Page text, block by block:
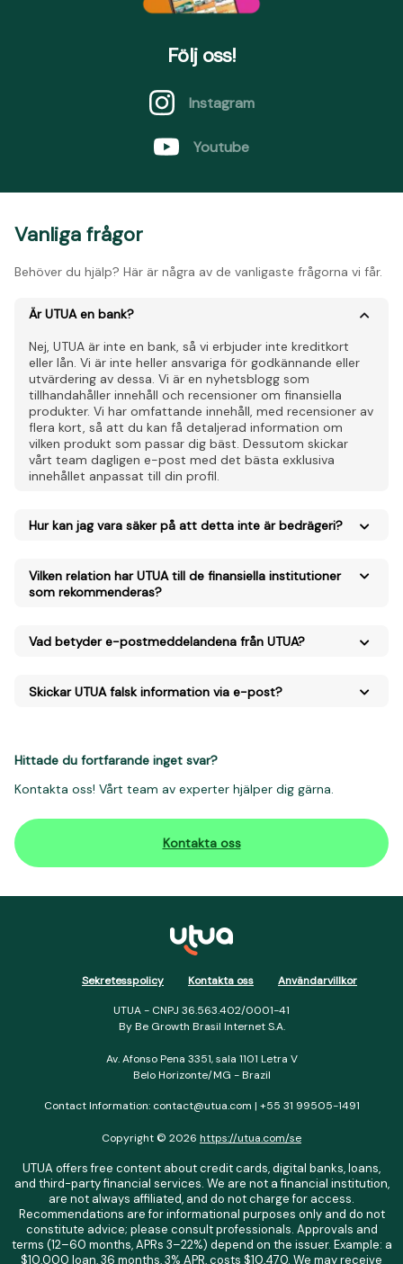
Följ oss!
Instagram
Youtube
Vanliga frågor
Behöver du hjälp? Här är några av de vanligaste frågorna vi får.
Är UTUA en bank?
Nej, UTUA är inte en bank, så vi erbjuder inte kreditkort
eller lån. Vi är inte heller ansvariga för godkännande eller
utvärdering av dessa. Vi är en nyhetsblogg som
tillhandahåller innehåll och recensioner om finansiella
produkter. Vi har omfattande innehåll, med recensioner av
flera kort, så att du kan få detaljerad information om
vilken produkt som passar dig bäst. Dessutom skickar
vårt team dagligen e-post med det bästa exklusiva
innehållet anpassat till din profil.
Hur kan jag vara säker på att detta inte är bedrägeri?
Vilken relation har UTUA till de finansiella institutioner
som rekommenderas?
Vad betyder e-postmeddelandena från UTUA?
Skickar UTUA falsk information via e-post?
Hittade du fortfarande inget svar?
Kontakta oss! Vårt team av experter hjälper dig gärna.
Kontakta oss
Sekretesspolicy Kontakta oss Användarvillkor
UTUA - CNPJ 36.563.402/0001-41
By Be Growth Brasil Internet S.A.
Av. Afonso Pena 3351, sala 1101 Letra V
Belo Horizonte/MG - Brazil
Contact Information: contact@utua.com | +55 31 99505-1491
Copyright © 2026 https://utua.com/se
UTUA offers free content about credit cards, digital banks, loans,
and third-party financial services. We are not a financial institution,
are not always affiliated, and do not charge for access.
Recommendations are for informational purposes only and do not
constitute advice; please consult professionals. Approvals and
terms (12–60 months, APRs 3–22%) depend on the issuer. Example: a
$10,000 loan, 36 months, 3% APR, costs $10,470. We may receive